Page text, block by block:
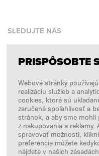
SLEDUJTE NÁS
Facebook
Instagram
PLATBY SPRACÚVA
PRISPÔSOBTE
Webové stránky
realizáciu služieb a
cookies, ktoré sú
zaručená spoľahlivosť a
stránok, a aby sme
z nakupovania a
spravovať možnosti,
preferencie môžete
nájdete v našich